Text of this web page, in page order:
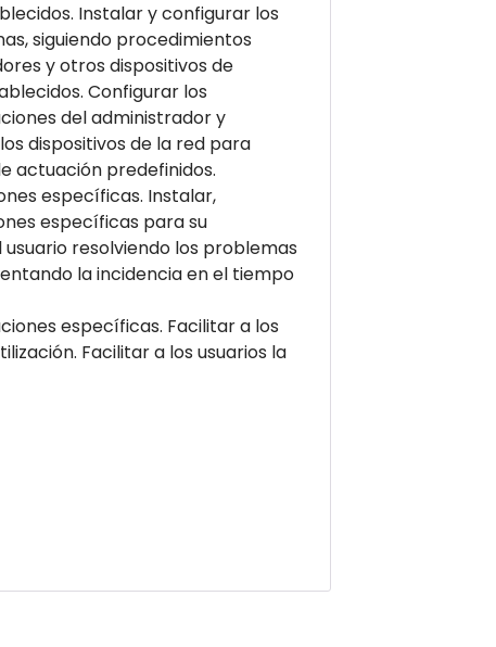
Instalar y configurar los
siguiendo procedimientos
y otros dispositivos de
Configurar los
del administrador y
dispositivos de la red para
actuación predefinidos.
específicas. Instalar,
específicas para su
resolviendo los problemas
la incidencia en el tiempo
específicas. Facilitar a los
Facilitar a los usuarios la